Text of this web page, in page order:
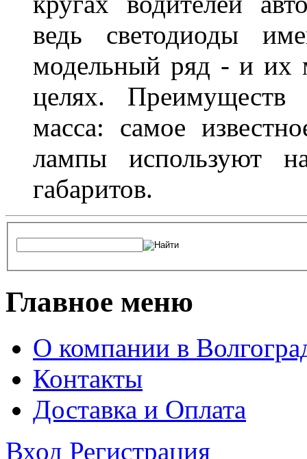
ведь светодиоды
модельный ряд - и их
целях.
масса: самое
лампы используют
габаритов.
Главное меню
О компании в
Контакты
Доставка и Оплата
Вход Регистрация